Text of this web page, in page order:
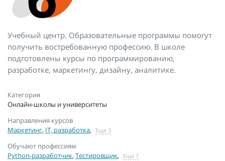
Учебный центр. Образовательные программы помогут
получить востребованную профессию. В школе
подготовлены курсы по программированию,
разработке, маркетингу, дизайну, аналитике.
Категория
Онлайн-школы и университеты
Направления курсов
Маркетинг, IT, разработка, Еще 3
Обучают профессиям
Python-разработчик,Тестировщик, Еще 7